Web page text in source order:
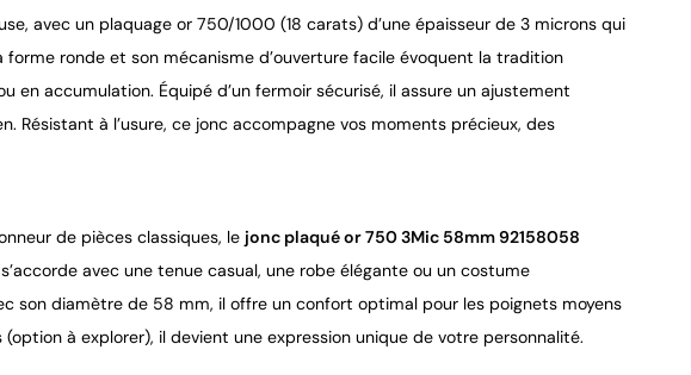
avec un plaquage or 750/1000 (18 carats) d’une épaisseur de 3 microns qui
ronde et son mécanisme d’ouverture facile évoquent la tradition
en accumulation. Équipé d’un fermoir sécurisé, il assure un ajustement
à l’usure, ce jonc accompagne vos moments précieux, des
de pièces classiques, le jonc plaqué or 750 3Mic 58mm 92158058
avec une tenue casual, une robe élégante ou un costume
son diamètre de 58 mm, il offre un confort optimal pour les poignets moyens
à explorer), il devient une expression unique de votre personnalité.